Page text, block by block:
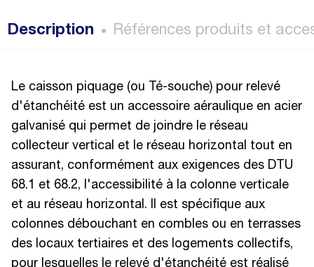
Description Références produits et
Le caisson piquage (ou Té-souche) pour relevé
d'étanchéité est un accessoire aéraulique en acier
galvanisé qui permet de joindre le réseau
collecteur vertical et le réseau horizontal tout en
assurant, conformément aux exigences des DTU
68.1 et 68.2, l'accessibilité à la colonne verticale
et au réseau horizontal. Il est spécifique aux
colonnes débouchant en combles ou en terrasses
des locaux tertiaires et des logements collectifs,
pour lesquelles le relevé d'étanchéité est réalisé